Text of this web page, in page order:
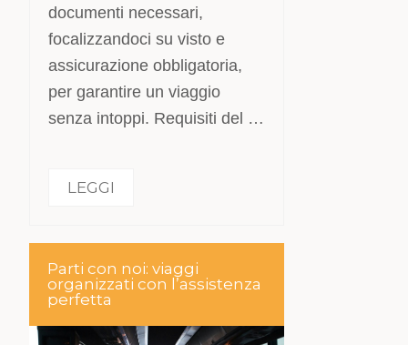
documenti necessari,
focalizzandoci su visto e
assicurazione obbligatoria,
per garantire un viaggio
senza intoppi. Requisiti del …
LEGGI
Parti con noi: viaggi
organizzati con l’assistenza
perfetta